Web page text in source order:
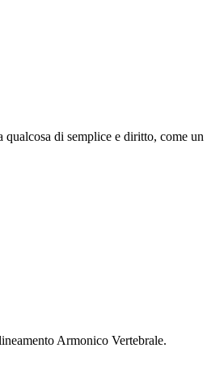
qualcosa di semplice e diritto, come
Armonico Vertebrale.